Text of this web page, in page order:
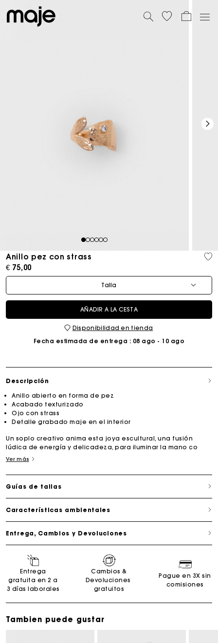
123456
Anillo pez con strass
€ 75,00
Talla
AÑADIR A LA CESTA
Disponibilidad en tienda
Fecha estimada de entrega : 08 ago - 10 ago
Descripción
Anillo abierto en forma de pez
Acabado texturizado
Ojo con strass
Detalle grabado maje en el interior
Un soplo creativo anima esta joya escultural, una fusión
lúdica de energía y delicadeza, para iluminar la mano co
Ver más
Guías de tallas
Características ambientales
Entrega, Cambios y Devoluciones
Entrega
gratuita en 2 a
3 días laborales
Cambios &
Devoluciones
gratuitos
Pague en 3X sin
comisiones
Tambien puede gustar